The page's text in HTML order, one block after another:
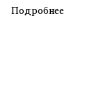
Подробнее